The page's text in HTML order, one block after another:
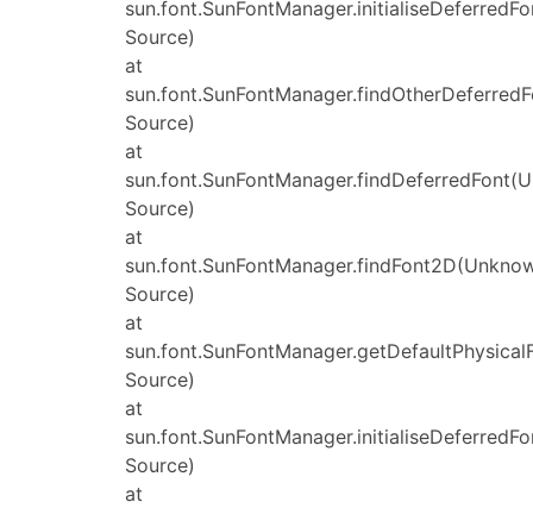
Source)
at
Source)
at
Source)
at
Source)
at
Source)
at
Source)
at